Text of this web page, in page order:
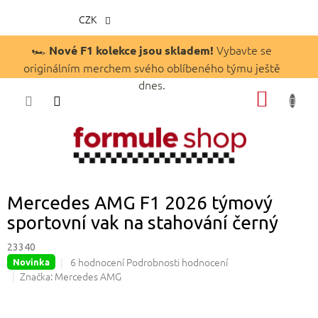
obsah
🏎️ Nové F1 kolekce jsou skladem! Vybavte se
originálním merchem svého oblíbeného týmu ještě
dnes.
CZK
Mercedes AMG F1 2026 týmový
sportovní vak na stahování černý
23340
Novinka
Průměrné
hodnocení
6 hodnoceníPodrobnosti hodnocení
Značka: Mercedes AMG